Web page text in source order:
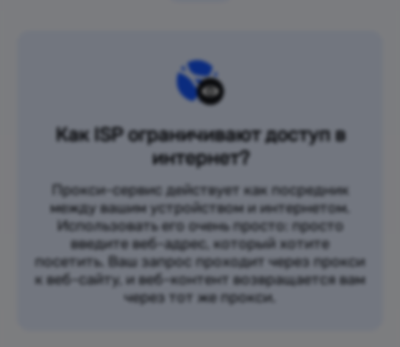
Как ISP ограничивают доступ в
интернет?
Прокси-сервис действует как посредник
между вашим устройством и интернетом.
Использовать его очень просто: просто
введите веб-адрес, который хотите
посетить. Ваш запрос проходит через прокси
к веб-сайту, и веб-контент возвращается вам
через тот же прокси.